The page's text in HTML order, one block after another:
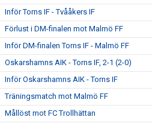
Inför Torns IF - Tvååkers IF
Förlust i DM-finalen mot Malmö FF
Inför DM-finalen Torns IF - Malmö FF
Oskarshamns AIK - Torns IF, 2-1 (2-0)
Inför Oskarshamns AIK - Torns IF
Träningsmatch mot Malmö FF
Mållöst mot FC Trollhättan